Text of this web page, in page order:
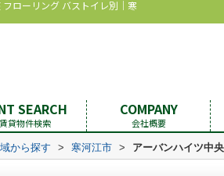
ローリング バストイレ別｜寒
SEARCH
賃貸物件検索
COMPANY
会社概要
から探す > 寒河江市 > アーバンハイツ中央